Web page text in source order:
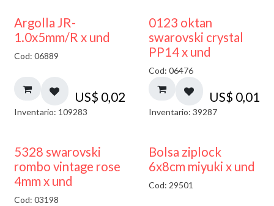
Argolla JR-
1.0x5mm/R x und
Cod: 06889
US$ 0,02
Inventario: 109283
0123 oktan
swarovski crystal
PP14 x und
Cod: 06476
US$ 0,01
Inventario: 39287
5328 swarovski
rombo vintage rose
4mm x und
Cod: 03198
¡NUEVO!
Bolsa ziplock
6x8cm miyuki x und
Cod: 29501